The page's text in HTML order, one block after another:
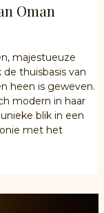
Oman
majestueuze
thuisbasis van
heen is geweven.
modern in haar
blik in een
met het